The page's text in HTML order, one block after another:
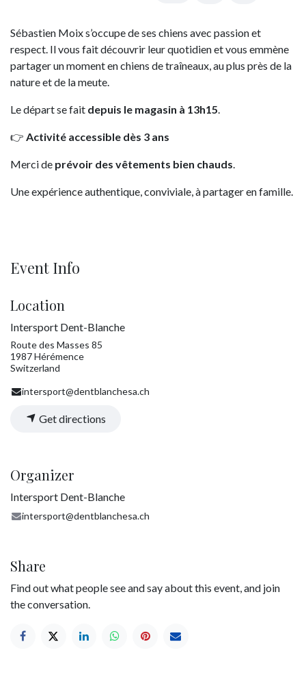
Sébastien Moix s’occupe de ses chiens avec passion et
respect. Il vous fait découvrir leur quotidien et vous emmène
partager un moment en chiens de traîneaux, au plus près de la
nature et de la meute.
Le départ se fait depuis le magasin à 13h15.
👉 Activité accessible dès 3 ans
Merci de prévoir des vêtements bien chauds.
Une expérience authentique, conviviale, à partager en famille.
Event Info
Location
Intersport Dent-Blanche
Route des Masses 85
1987 Hérémence
Switzerland
intersport@dentblanchesa.ch
Get directions
Organizer
Intersport Dent-Blanche
intersport@dentblanchesa.ch
Share
Find out what people see and say about this event, and join
the conversation.